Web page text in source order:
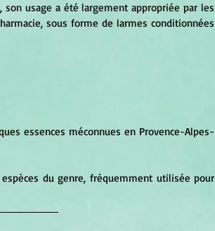
usage a été largement appropriée par les
sous forme de larmes conditionnées
essences méconnues en Provence-Alpes-
du genre, fréquemment utilisée pour